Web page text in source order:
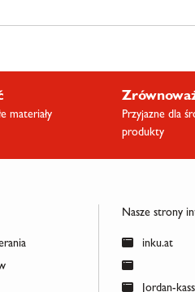
materiały
Przyjazne dla
produkty
Nasze strony
inku.at
Jordan-